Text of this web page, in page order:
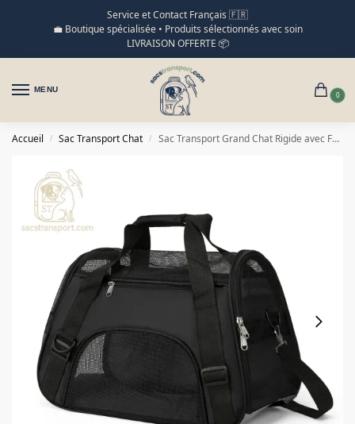
Service et Contact Français 🇫🇷
💼 Boutique spécialisée • Produits sélectionnés avec soin
LIVRAISON OFFERTE 📦
MENU
0
Accueil / Sac Transport Chat / Sac Transport Grand Chat Rigide avec Fenêtre Aérée Sécurisée